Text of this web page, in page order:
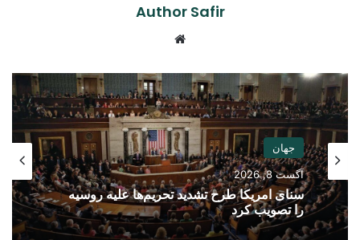
Author Safir
جهان
آگست 8, 2026
سنای امریکا طرح تشدید تحریم‌ها علیه روسیه
را تصویب کرد